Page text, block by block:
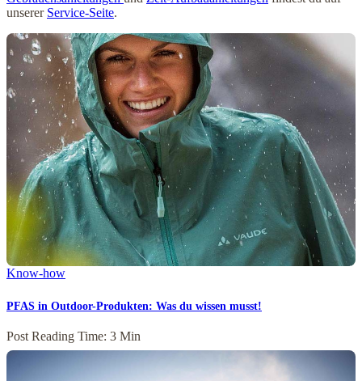
unserer Service-Seite.
Know-how
PFAS in Outdoor-Produkten: Was du wissen musst!
Post Reading Time: 3 Min